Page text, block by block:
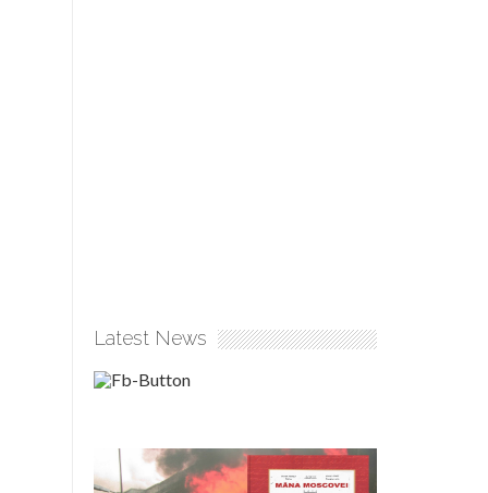
Latest News